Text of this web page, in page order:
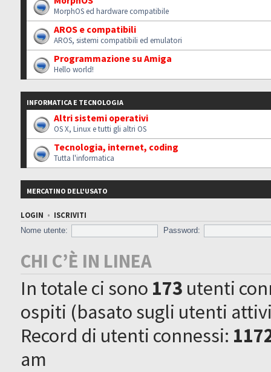
MorphOS ed hardware compatibile
AROS e compatibili
AROS, sistemi compatibili ed emulatori
Programmazione su Amiga
Hello world!
INFORMATICA E TECNOLOGIA
Altri sistemi operativi
OS X, Linux e tutti gli altri OS
Tecnologia, internet, coding
Tutta l'informatica
MERCATINO DELL'USATO
LOGIN • ISCRIVITI
Nome utente:
Password:
CHI C’È IN LINEA
In totale ci sono 173 utenti
ospiti (basato sugli utenti
Record di utenti connessi:
am